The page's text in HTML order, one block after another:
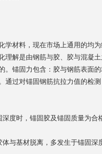
学材料，现在市场上通用的均
理解是由钢筋与胶、胶与混凝
。锚固力包含：胶与钢筋表面
通过对锚固钢筋抗拉力值的检
度时，锚固胶及锚固质量为合
与基材脱离，多发生于锚固